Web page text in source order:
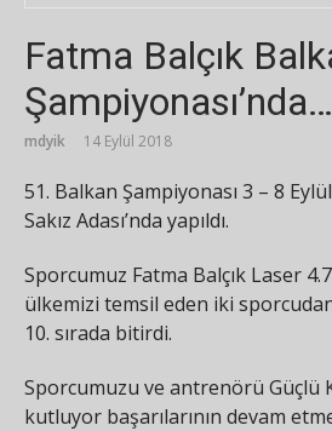
Fatma Balçık
Şampiyonası’nda…
mdyik 14 Eylül 2018
51. Balkan Şampiyonası 3 – 8
Sakız Adası’nda yapıldı.
Sporcumuz Fatma Balçık Laser
ülkemizi temsil eden iki
10. sırada bitirdi.
Sporcumuzu ve antrenörü Güçlü
kutluyor başarılarının devam